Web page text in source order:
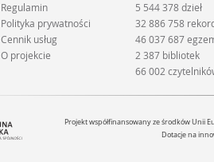
Regulamin
Polityka prywatności
Cennik usług
O projekcie
5 544 378 dzieł
32 886 758
46 037 687
2 387 bibliotek
66 002
Projekt współfinansowany ze środków Unii
Dotacje na